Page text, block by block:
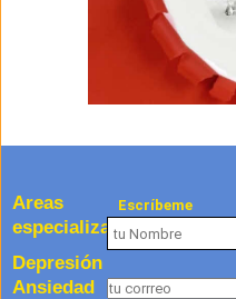
Areas
especializadas
Depresión
Ansiedad
Escríbeme